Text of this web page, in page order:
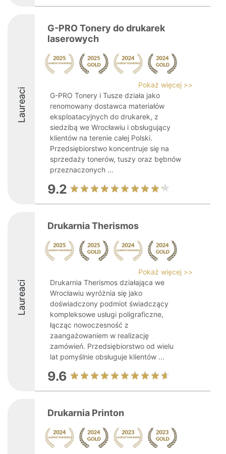
Laureaci
G-PRO Tonery do drukarek
laserowych
Pokaż więcej >>
G-PRO Tonery i Tusze działa jako
renomowany dostawca materiałów
eksploatacyjnych do drukarek, z
siedzibą we Wrocławiu i obsługujący
klientów na terenie całej Polski.
Przedsiębiorstwo koncentruje się na
sprzedaży tonerów, tuszy oraz bębnów
przeznaczonych ...
9.2
Laureaci
Drukarnia Therismos
Pokaż więcej >>
Drukarnia Therismos działająca we
Wrocławiu wyróżnia się jako
doświadczony podmiot świadczący
kompleksowe usługi poligraficzne,
łącząc nowoczesność z
zaangażowaniem w realizację
zamówień. Przedsiębiorstwo od wielu
lat pomyślnie obsługuje klientów ...
9.6
Drukarnia Printon